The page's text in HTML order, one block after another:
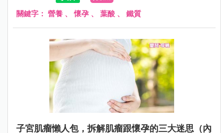
對的東西，基本上照著三個孕程來補充就沒問題囉！
關鍵字： 營養 、懷孕 、 葉酸 、 鐵質
子宮肌瘤懶人包，拆解肌瘤跟懷孕的三大迷思（內